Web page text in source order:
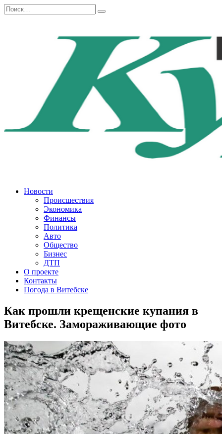
Перейти
к
Search
for:
Новости
Происшествия
Экономика
Финансы
Политика
Авто
Общество
Бизнес
ДТП
О проекте
Контакты
Погода в Витебске
Как прошли крещенские купания в
Витебске. Замораживающие фото